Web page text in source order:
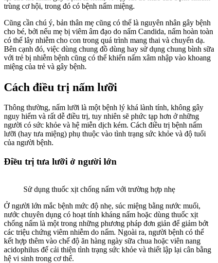
trùng cơ hội, trong đó có bệnh nấm miệng.
Cũng cần chú ý, bản thân mẹ cũng có thể là nguyên nhân gây bệnh
cho bé, bởi nếu mẹ bị viêm âm đạo do nấm Candida, nấm hoàn toàn
có thể lây nhiễm cho con trong quá trình mang thai và chuyển dạ.
Bên cạnh đó, việc dùng chung đồ dùng hay sử dụng chung bình sữa
với trẻ bị nhiễm bệnh cũng có thể khiến nấm xâm nhập vào khoang
miệng của trẻ và gây bệnh.
Cách điều trị nấm lưỡi
Thông thường, nấm lưỡi là một bệnh lý khá lành tính, không gây
nguy hiểm và rất dễ điều trị, tuy nhiên sẽ phức tạp hơn ở những
người có sức khỏe và hệ miễn dịch kém. Cách điều trị bệnh nấm
lưỡi (hay tưa miệng) phụ thuộc vào tình trạng sức khỏe và độ tuổi
của người bệnh.
Điều trị tưa lưỡi ở người lớn
Sử dụng thuốc xịt chống nấm với trường hợp nhẹ
Ở người lớn mắc bệnh mức độ nhẹ, súc miệng bằng nước muối,
nước chuyên dụng có hoạt tính kháng nấm hoặc dùng thuốc xịt
chống nấm là một trong những phương pháp đơn giản để giảm bớt
các triệu chứng viêm nhiễm do nấm. Ngoài ra, người bệnh có thể
kết hợp thêm vào chế độ ăn hàng ngày sữa chua hoặc viên nang
acidophilus để cải thiện tình trạng sức khỏe và thiết lập lại cân bằng
hệ vi sinh trong cơ thể.